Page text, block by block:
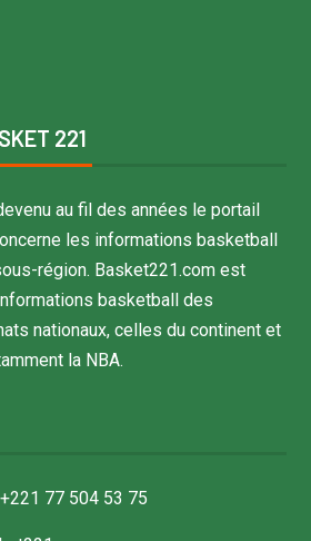
221
au fil des années le portail
les informations basketball
région. Basket221.com est
basketball des
nationaux, celles du continent et
la NBA.
77 504 53 75